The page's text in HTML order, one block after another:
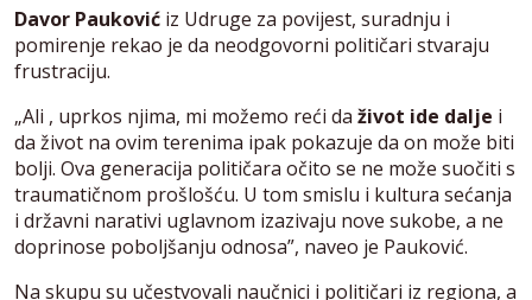
Davor Pauković iz Udruge za povijest, suradnju i
pomirenje rekao je da neodgovorni političari stvaraju
frustraciju.
„Ali , uprkos njima, mi možemo reći da život ide dalje i
da život na ovim terenima ipak pokazuje da on može biti
bolji. Ova generacija političara očito se ne može suočiti s
traumatičnom prošlošću. U tom smislu i kultura sećanja
i državni narativi uglavnom izazivaju nove sukobe, a ne
doprinose poboljšanju odnosa”, naveo je Pauković.
Na skupu su učestvovali naučnici i političari iz regiona, a